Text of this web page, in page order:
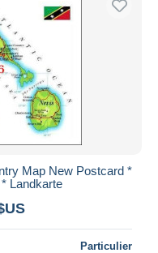
Map New Postcard *
Landkarte
Particulier